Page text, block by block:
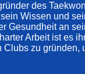
des
Wissen und
Gesundheit an
Arbeit ist es
zu gründen,